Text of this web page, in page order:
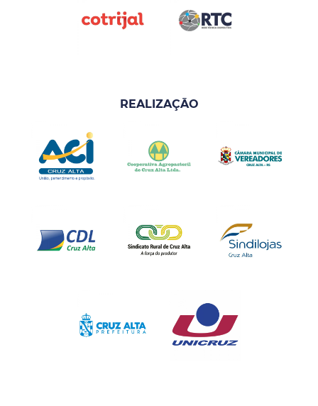
REALIZAÇÃO